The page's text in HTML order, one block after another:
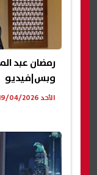
رمضان عبد
وبس|فيديو
الأحد 19/04/2026 04:39 م